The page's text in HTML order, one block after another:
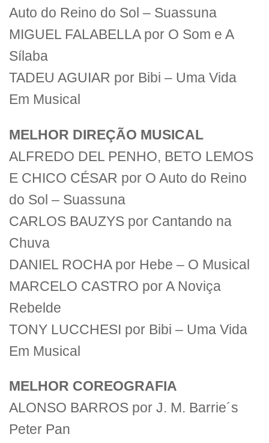
Auto do Reino do Sol – Suassuna
MIGUEL FALABELLA por O Som e A
Sílaba
TADEU AGUIAR por Bibi – Uma Vida
Em Musical
MELHOR DIREÇÃO MUSICAL
ALFREDO DEL PENHO, BETO LEMOS
E CHICO CÉSAR por O Auto do Reino
do Sol – Suassuna
CARLOS BAUZYS por Cantando na
Chuva
DANIEL ROCHA por Hebe – O Musical
MARCELO CASTRO por A Noviça
Rebelde
TONY LUCCHESI por Bibi – Uma Vida
Em Musical
MELHOR COREOGRAFIA
ALONSO BARROS por J. M. Barrie´s
Peter Pan